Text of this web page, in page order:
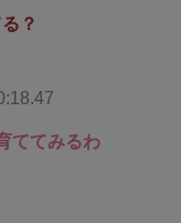
？
ててみるわ